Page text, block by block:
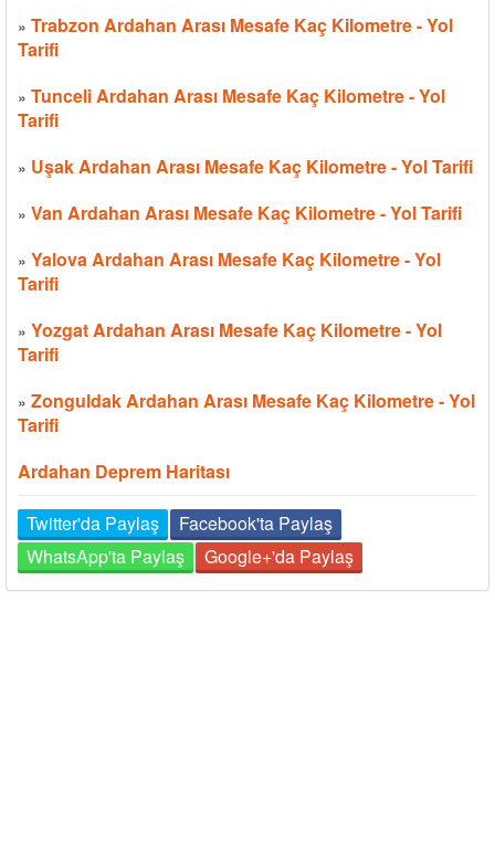
» Trabzon Ardahan Arası Mesafe Kaç Kilometre - Yol
Tarifi
» Tunceli Ardahan Arası Mesafe Kaç Kilometre - Yol
Tarifi
» Uşak Ardahan Arası Mesafe Kaç Kilometre - Yol Tarifi
» Van Ardahan Arası Mesafe Kaç Kilometre - Yol Tarifi
» Yalova Ardahan Arası Mesafe Kaç Kilometre - Yol
Tarifi
» Yozgat Ardahan Arası Mesafe Kaç Kilometre - Yol
Tarifi
» Zonguldak Ardahan Arası Mesafe Kaç Kilometre - Yol
Tarifi
Ardahan Deprem Haritası
Twitter'da Paylaş
Facebook'ta Paylaş
WhatsApp'ta Paylaş
Google+'da Paylaş